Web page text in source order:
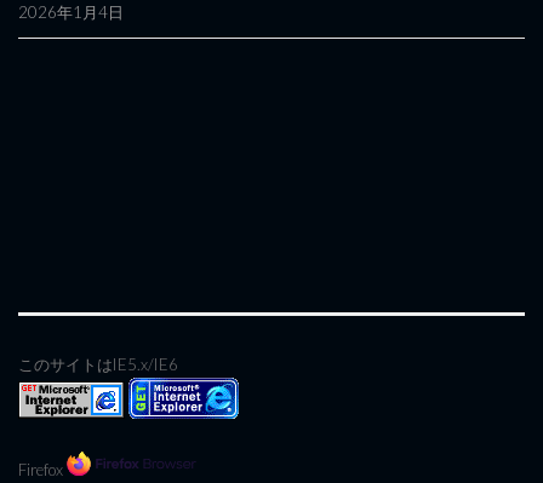
2026年1月4日
このサイトはIE5.x/IE6
Firefox